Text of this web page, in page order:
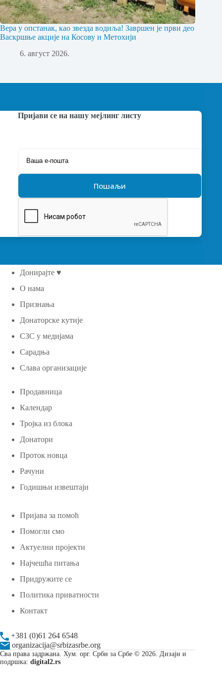
Вера у опстанак, као звезда водиља! Завршен је први део
Васкршње акције на Косову и Метохији
6. август 2026.
Пријави се на нашу мејлинг листу
Донирајте ♥
О нама
Признања
Донаторске кутије
СЗС у медијама
Сарадња
Слава организације
Продавница
Календар
Тројка из блока
Донатори
Проток новца
Рачуни
Годишњи извештаји
Пријава за помоћ
Помогли смо
Актуелни пројекти
Најчешћа питања
Придружите се
Политика приватности
Контакт
+381 (0)61 264 6548
organizacija@srbizasrbe.org
Сва права задржана. Хум. орг. Срби за Србе © 2026. Дизајн и
подршка: digital2.rs